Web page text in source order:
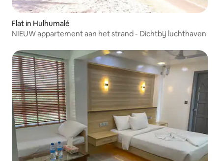
Flat in Hulhumalé
NIEUW appartement aan het strand - Dichtbij luchthaven